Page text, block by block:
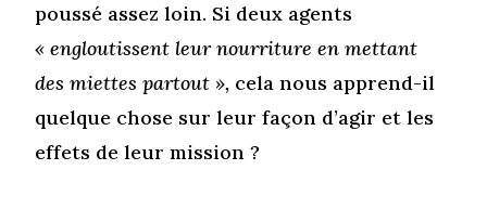
poussé assez loin. Si deux agents
« engloutissent leur nourriture en mettant
des miettes partout », cela nous apprend-il
quelque chose sur leur façon d’agir et les
effets de leur mission ?